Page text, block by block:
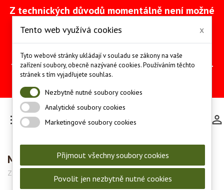
Z technických důvodů momentálně není možné
odstranění problému intenzivně pracujeme
(včetně obnovy ze zálohy).
Objednávky můžete mezitím provádět
telefonicky na čísle +420 607 244 655 nebo e-
mailem na adrese
Děkujeme za pochopení a trpělivost.

Myslivecká peněženka - "Srnec Hlava" - 40
Značka:
Tento web využívá cookies x
Tyto webové stránky ukládají v souladu se zákony na vaše
zařízení soubory, obecně nazývané cookies. Používáním těchto
stránek s tím vyjadřujete souhlas.
Nezbytně nutné soubory cookies
Analytické soubory cookies
Marketingové soubory cookies
Přijmout všechny soubory cookies
Povolit jen nezbytně nutné cookies